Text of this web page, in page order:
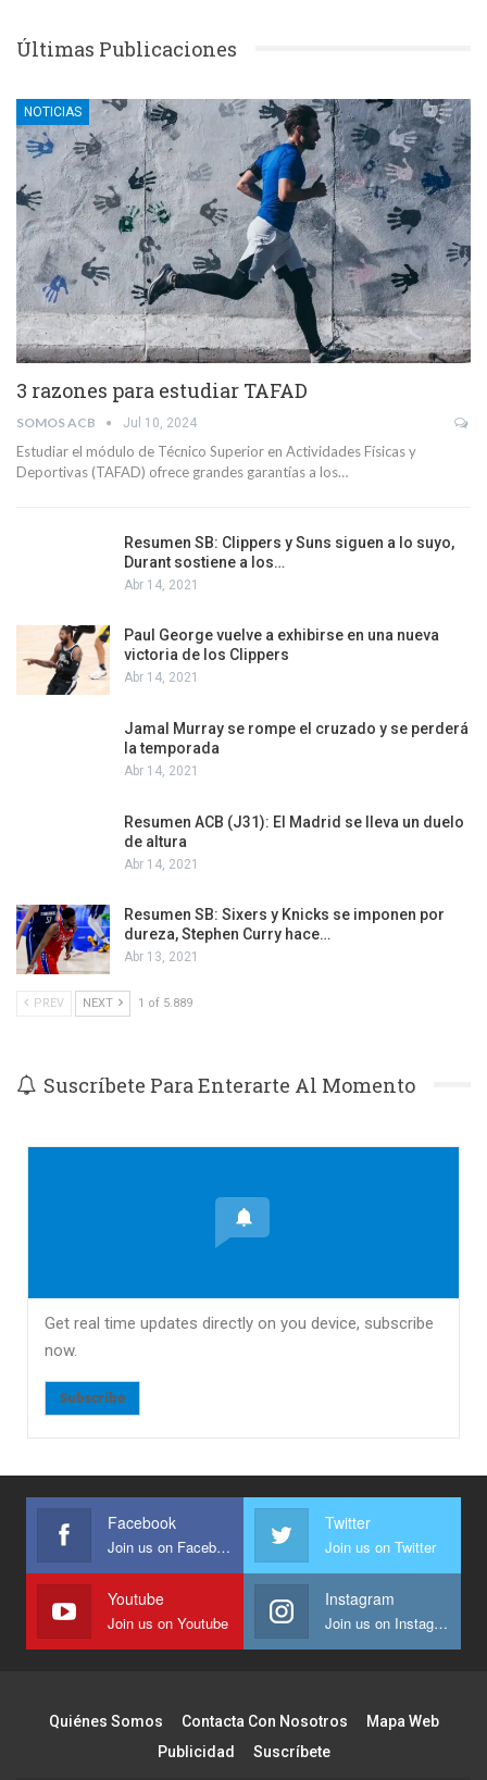
Últimas Publicaciones
NOTICIAS
3 razones para estudiar TAFAD
SOMOS ACB Jul 10, 2024
Estudiar el módulo de Técnico Superior en Actividades Físicas y
Deportivas (TAFAD) ofrece grandes garantías a los…
Resumen SB: Clippers y Suns siguen a lo suyo,
Durant sostiene a los…
Abr 14, 2021
Paul George vuelve a exhibirse en una nueva
victoria de los Clippers
Abr 14, 2021
Jamal Murray se rompe el cruzado y se perderá
la temporada
Abr 14, 2021
Resumen ACB (J31): El Madrid se lleva un duelo
de altura
Abr 14, 2021
Resumen SB: Sixers y Knicks se imponen por
dureza, Stephen Curry hace…
Abr 13, 2021
PREV NEXT 1 of 5.889
Suscríbete Para Enterarte Al Momento
Get real time updates directly on you device, subscribe
now.
Subscribe
Facebook
Join us on Facebook
Twitter
Join us on Twitter
Youtube
Join us on Youtube
Instagram
Join us on Instagram
Quiénes Somos Contacta Con Nosotros
Mapa Web
Publicidad
Suscríbete